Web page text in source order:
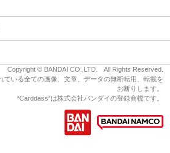
Copyright © BANDAI CO.,LTD. All Rights Reserved.
ている全ての画像、文章、データの無断転用、転載を
お断りします。
“Carddass”は株式会社バンダイの登録商標です。